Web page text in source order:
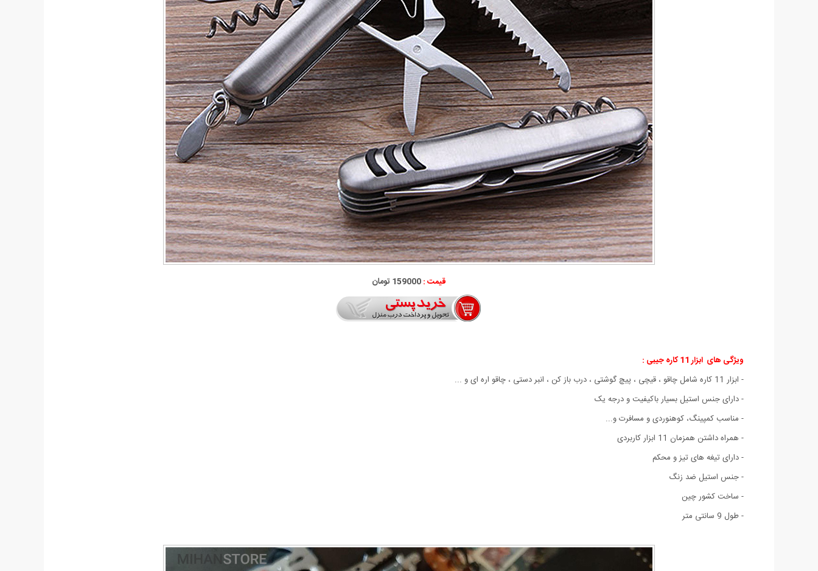
قیمت :159000 تومان
ویژگی های ابزار 11 کاره جیبی :
- ابزار 11 کاره شامل چاقو ، قیچی ، پیچ گوشتی ، درب باز کن ، انبر دستی ، چاقو اره ای و ...
- دارای جنس استیل بسیار باکیفیت و درجه یک
- مناسب کمپینگ، کوهنوردی و مسافرت و...
- همراه داشتن همزمان 11 ابزار کاربردی
- دارای تیغه های تیز و محکم
- جنس استیل ضد زنگ
- ساخت کشور چین
- طول 9 سانتی متر